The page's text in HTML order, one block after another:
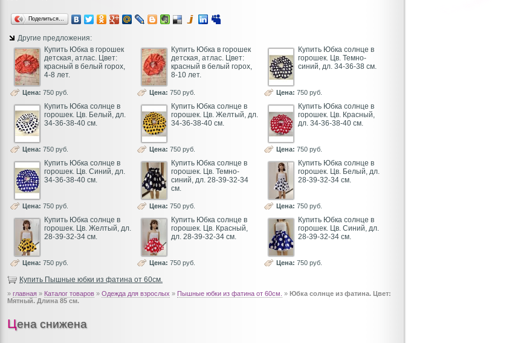
Поделиться…
Другие предложения:
Купить Юбка в горошек
детская, атлас. Цвет:
красный в белый горох,
4-8 лет.
Цена: 750 руб.
Купить Юбка в горошек
детская, атлас. Цвет:
красный в белый горох,
8-10 лет.
Цена: 750 руб.
Купить Юбка солнце в
горошек. Цв. Темно-
синий, дл. 34-36-38 см.
Цена: 750 руб.
Купить Юбка солнце в
горошек. Цв. Белый, дл.
34-36-38-40 см.
Цена: 750 руб.
Купить Юбка солнце в
горошек. Цв. Желтый, дл.
34-36-38-40 см.
Цена: 750 руб.
Купить Юбка солнце в
горошек. Цв. Красный,
дл. 34-36-38-40 см.
Цена: 750 руб.
Купить Юбка солнце в
горошек. Цв. Синий, дл.
34-36-38-40 см.
Цена: 750 руб.
Купить Юбка солнце в
горошек. Цв. Темно-
синий, дл. 28-39-32-34
см.
Цена: 750 руб.
Купить Юбка солнце в
горошек. Цв. Белый, дл.
28-39-32-34 см.
Цена: 750 руб.
Купить Юбка солнце в
горошек. Цв. Желтый, дл.
28-39-32-34 см.
Цена: 750 руб.
Купить Юбка солнце в
горошек. Цв. Красный,
дл. 28-39-32-34 см.
Цена: 750 руб.
Купить Юбка солнце в
горошек. Цв. Синий, дл.
28-39-32-34 см.
Цена: 750 руб.
Купить Пышные юбки из фатина от 60см.
» главная » Каталог товаров » Одежда для взрослых » Пышные юбки из фатина от 60см. » Юбка солнце из фатина. Цвет:
Мятный. Длина 85 см.
Цена снижена